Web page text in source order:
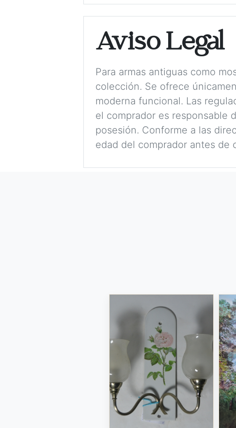
Aviso Legal
Para armas antiguas como
colección. Se ofrece
moderna funcional. Las
el comprador es responsable
posesión. Conforme a las
edad del comprador antes de